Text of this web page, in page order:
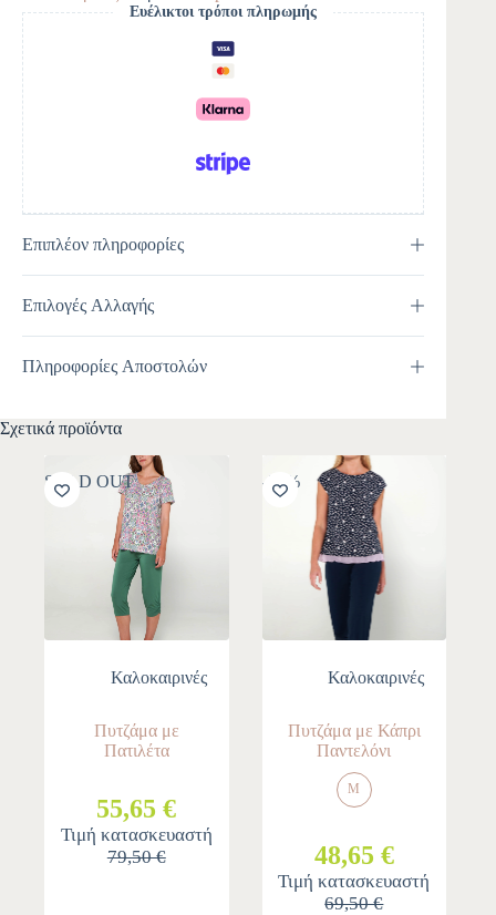
a
t
i
v
e
:
Ευέλικτοι τρόποι πληρωμής
Επιπλέον πληροφορίες
Επιλογές Αλλαγής
Πληροφορίες Αποστολών
Σχετικά προϊόντα
SOLD OUT
Καλοκαιρινές
Πυτζάμα με
Πατιλέτα
55,65 €
Τιμή κατασκευαστή
79,50 €
-30%
Καλοκαιρινές
Πυτζάμα με Κάπρι
Παντελόνι
M
48,65 €
Τιμή κατασκευαστή
69,50 €